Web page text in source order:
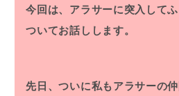
今回は、アラサーに突入して
ついてお話しします。
先日、ついに私もアラサーの